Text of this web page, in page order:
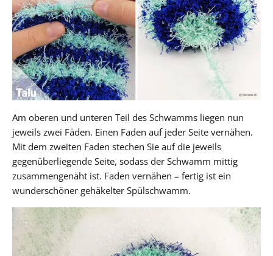
Am oberen und unteren Teil des Schwamms liegen nun
jeweils zwei Fäden. Einen Faden auf jeder Seite vernähen.
Mit dem zweiten Faden stechen Sie auf die jeweils
gegenüberliegende Seite, sodass der Schwamm mittig
zusammengenäht ist. Faden vernähen – fertig ist ein
wunderschöner gehäkelter Spülschwamm.